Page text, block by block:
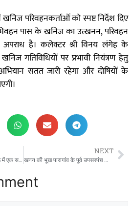
खनिज परिवहनकर्ताओं को स्पष्ट निर्देश दिए
पास के खनिज का उत्खनन, परिवहन
है। कलेक्टर श्री विनय लंगेह के
गतिविधियों पर प्रभावी नियंत्रण हेतु
सतत जारी रहेगा और दोषियों के
बसना थाना क्षेत्र के ग्राम पर्रापाठ में एक सनसनी खुलासा पिता ही निकला पुत्र का हत्यारा,,,,,
NEXT
खनन की भूख पारागांव के पूर्व उपसरपंच की जान ले गई,,,,,,,, अवैध रेत खनन पर क्यों नहीं हो रही कड़ी कारवाही – क्यों माफियाओं धड़ल्ले से महानदी का सीना चीर रहे है ? कब जागेगा प्रशासन?